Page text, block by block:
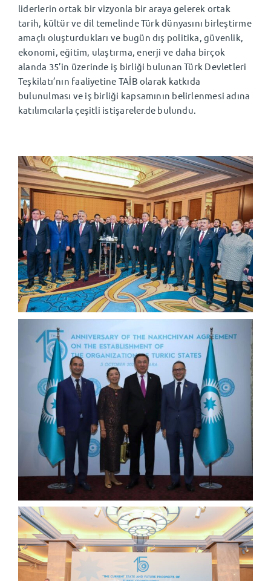
liderlerin ortak bir vizyonla bir araya gelerek ortak
tarih, kültür ve dil temelinde Türk dünyasını birleştirme
amaçlı oluşturdukları ve bugün dış politika, güvenlik,
ekonomi, eğitim, ulaştırma, enerji ve daha birçok
alanda 35’in üzerinde iş birliği bulunan Türk Devletleri
Teşkilatı’nın faaliyetine TAİB olarak katkıda
bulunulması ve iş birliği kapsamının belirlenmesi adına
katılımcılarla çeşitli istişarelerde bulundu.